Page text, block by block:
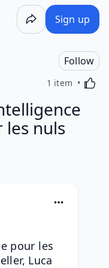
Sign up
Follow
1 item
nuls
pour les
Luca